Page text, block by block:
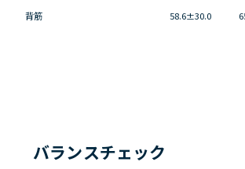
背筋
58.6±30.0
バランスチェック